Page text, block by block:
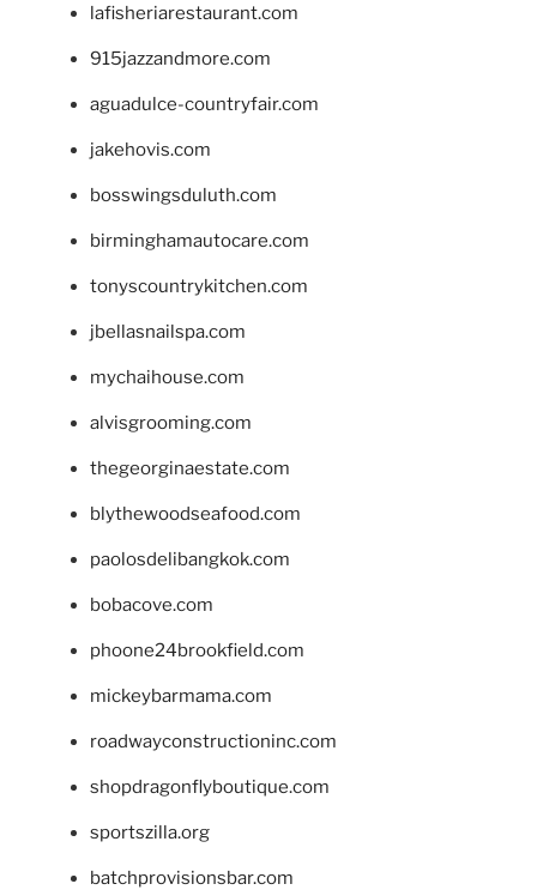
lafisheriarestaurant.com
915jazzandmore.com
aguadulce-countryfair.com
jakehovis.com
bosswingsduluth.com
birminghamautocare.com
tonyscountrykitchen.com
jbellasnailspa.com
mychaihouse.com
alvisgrooming.com
thegeorginaestate.com
blythewoodseafood.com
paolosdelibangkok.com
bobacove.com
phoone24brookfield.com
mickeybarmama.com
roadwayconstructioninc.com
shopdragonflyboutique.com
sportszilla.org
batchprovisionsbar.com